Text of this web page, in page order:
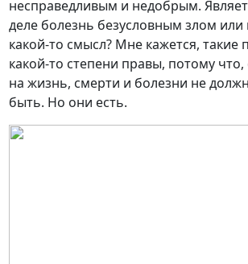
несправедливым и недобрым.
деле болезнь безусловным злом или
какой-то смысл? Мне кажется, такие
какой-то степени правы, потому
на жизнь, смерти и болезни не
быть. Но они есть.